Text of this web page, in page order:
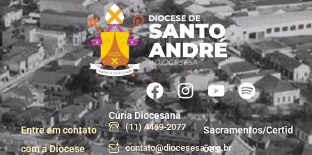
Entre em contato
com a Diocese
Cúria Diocesana
(11) 4469-2077
contato@diocesesa.org.br
Sacramentos/Certid
ões